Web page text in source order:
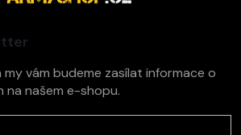
vám budeme zasílat informace o
našem e-shopu.